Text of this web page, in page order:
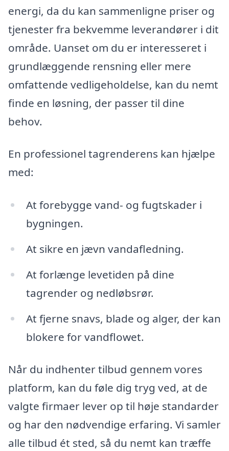
energi, da du kan sammenligne priser og
tjenester fra bekvemme leverandører i dit
område. Uanset om du er interesseret i
grundlæggende rensning eller mere
omfattende vedligeholdelse, kan du nemt
finde en løsning, der passer til dine
behov.
En professionel tagrenderens kan hjælpe
med:
At forebygge vand- og fugtskader i
bygningen.
At sikre en jævn vandafledning.
At forlænge levetiden på dine
tagrender og nedløbsrør.
At fjerne snavs, blade og alger, der kan
blokere for vandflowet.
Når du indhenter tilbud gennem vores
platform, kan du føle dig tryg ved, at de
valgte firmaer lever op til høje standarder
og har den nødvendige erfaring. Vi samler
alle tilbud ét sted, så du nemt kan træffe